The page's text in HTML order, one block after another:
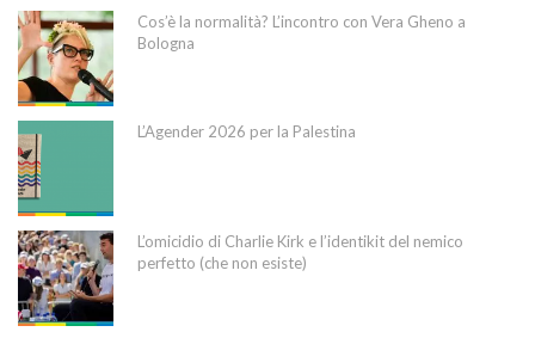
Cos’è la normalità? L’incontro con Vera Gheno a
Bologna
L’Agender 2026 per la Palestina
L’omicidio di Charlie Kirk e l’identikit del nemico
perfetto (che non esiste)